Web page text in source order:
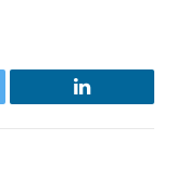
LinkedIn